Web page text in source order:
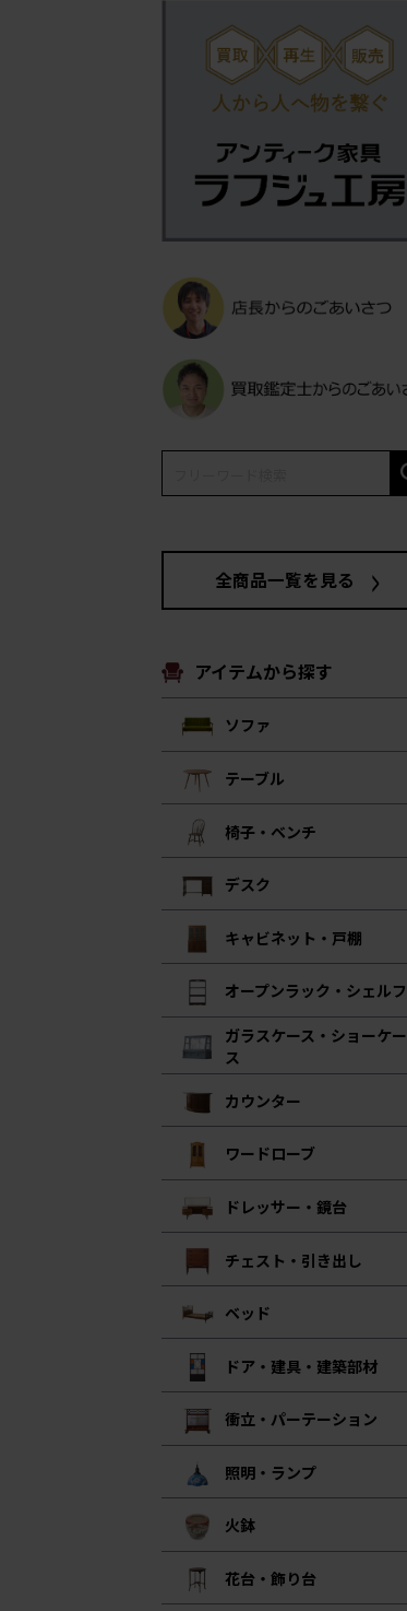
全商品一覧を見る
アイテムから探す
ソファ
テーブル
椅子・ベンチ
デスク
キャビネット・戸棚
オープンラック・シェルフ
ガラスケース・ショーケー
ス
カウンター
ワードローブ
ドレッサー・鏡台
チェスト・引き出し
ベッド
ドア・建具・建築部材
衝立・パーテーション
照明・ランプ
火鉢
花台・飾り台